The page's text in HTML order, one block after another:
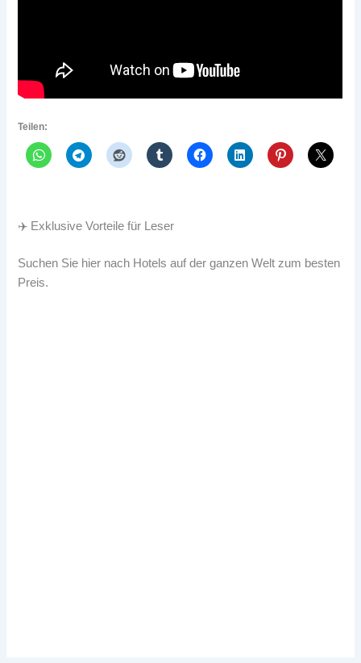
Teilen:
✈️ Exklusive Vorteile für Leser
Suchen Sie hier nach Hotels auf der ganzen Welt zum besten
Preis.